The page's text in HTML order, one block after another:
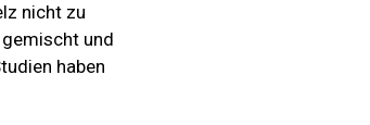
nicht zu
und
haben